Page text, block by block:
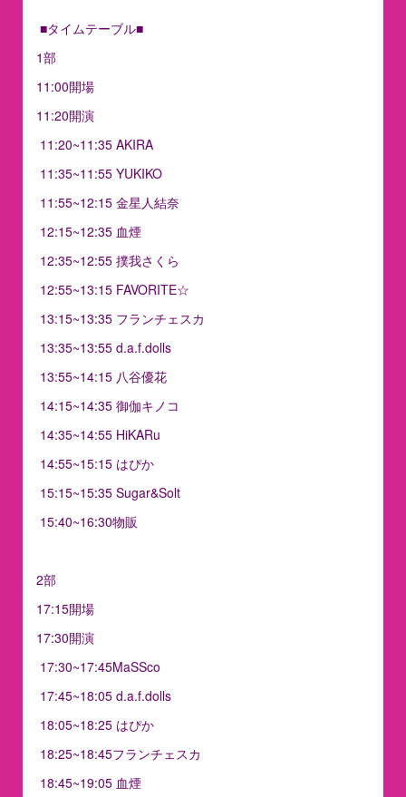
■タイムテーブル■
1部
11:00開場
11:20開演
11:20~11:35 AKIRA
11:35~11:55 YUKIKO
11:55~12:15 金星人結奈
12:15~12:35 血煙
12:35~12:55 撲我さくら
12:55~13:15 FAVORITE☆
13:15~13:35 フランチェスカ
13:35~13:55 d.a.f.dolls
13:55~14:15 八谷優花
14:15~14:35 御伽キノコ
14:35~14:55 HiKARu
14:55~15:15 はぴか
15:15~15:35 Sugar&Solt
15:40~16:30物販
2部
17:15開場
17:30開演
17:30~17:45MaSSco
17:45~18:05 d.a.f.dolls
18:05~18:25 はぴか
18:25~18:45フランチェスカ
18:45~19:05 血煙